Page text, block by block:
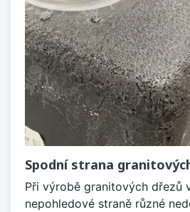
Spodní strana
Při výrobě granitových dřezů
nepohledové straně různé